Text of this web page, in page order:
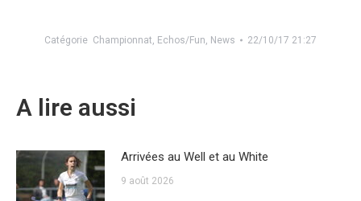
Catégorie Championnat, Echos/Fun, News 22/10/17 21:27
A lire aussi
Arrivées au Well et au White
9 août 2026